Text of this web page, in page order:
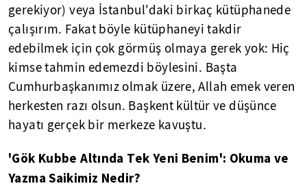
gerekiyor) veya İstanbul'daki birkaç kütüphanede
çalışırım. Fakat böyle kütüphaneyi takdir
edebilmek için çok görmüş olmaya gerek yok: Hiç
kimse tahmin edemezdi böylesini. Başta
Cumhurbaşkanımız olmak üzere, Allah emek veren
herkesten razı olsun. Başkent kültür ve düşünce
hayatı gerçek bir merkeze kavuştu.
'Gök Kubbe Altında Tek Yeni Benim': Okuma ve
Yazma Saikimiz Nedir?